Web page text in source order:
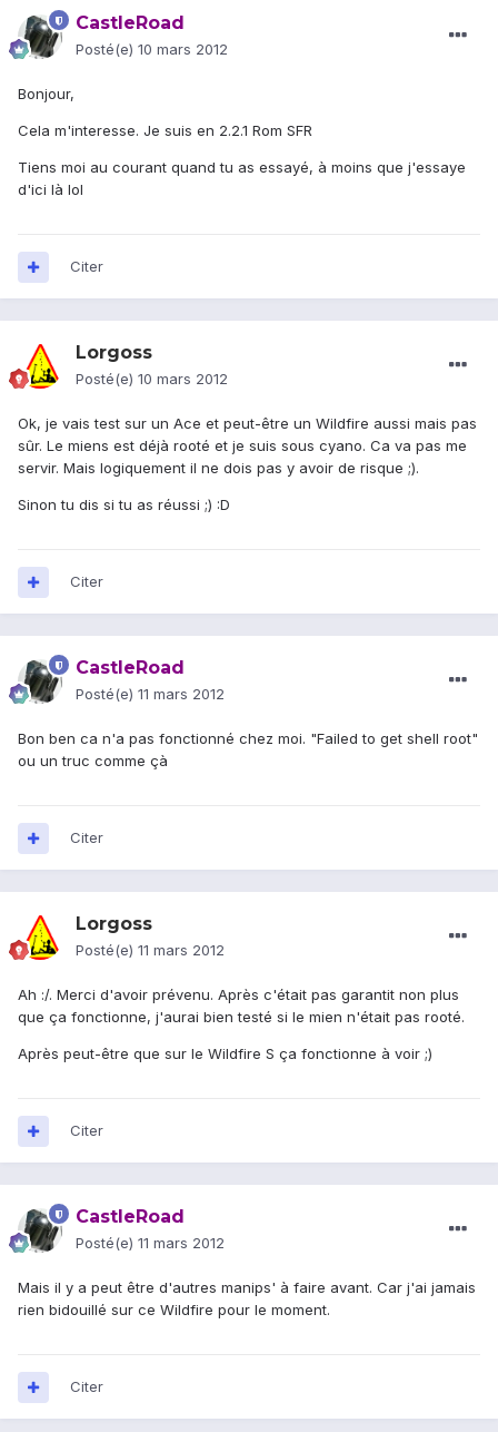
CastleRoad
Posté(e) 10 mars 2012
Bonjour,
Cela m'interesse. Je suis en 2.2.1 Rom SFR
Tiens moi au courant quand tu as essayé, à moins que j'essaye
d'ici là lol
Citer
Lorgoss
Posté(e) 10 mars 2012
Ok, je vais test sur un Ace et peut-être un Wildfire aussi mais pas
sûr. Le miens est déjà rooté et je suis sous cyano. Ca va pas me
servir. Mais logiquement il ne dois pas y avoir de risque ;).
Sinon tu dis si tu as réussi ;) :D
Citer
CastleRoad
Posté(e) 11 mars 2012
Bon ben ca n'a pas fonctionné chez moi. "Failed to get shell root"
ou un truc comme çà
Citer
Lorgoss
Posté(e) 11 mars 2012
Ah :/. Merci d'avoir prévenu. Après c'était pas garantit non plus
que ça fonctionne, j'aurai bien testé si le mien n'était pas rooté.
Après peut-être que sur le Wildfire S ça fonctionne à voir ;)
Citer
CastleRoad
Posté(e) 11 mars 2012
Mais il y a peut être d'autres manips' à faire avant. Car j'ai jamais
rien bidouillé sur ce Wildfire pour le moment.
Citer